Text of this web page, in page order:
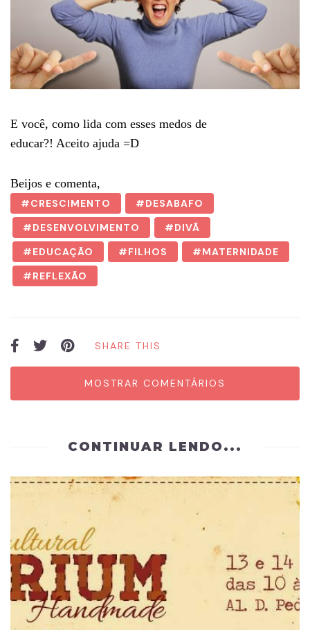
E você, como lida com esses medos de
educar?! Aceito ajuda =D
Beijos e comenta,
CRESCIMENTO
DESABAFO
DESENVOLVIMENTO
DIVÃ
EDUCAÇÃO
FILHOS
MATERNIDADE
REFLEXÃO
SHARE THIS
MOSTRAR COMENTÁRIOS
CONTINUAR LENDO...